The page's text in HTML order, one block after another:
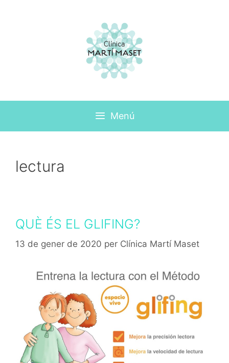
Menú
lectura
QUÈ ÉS EL GLIFING?
13 de gener de 2020 per Clínica Martí Maset